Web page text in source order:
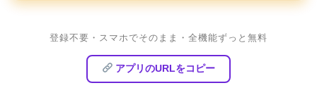
登録不要・スマホでそのまま・全機能ずっと無料
アプリのURLをコピー